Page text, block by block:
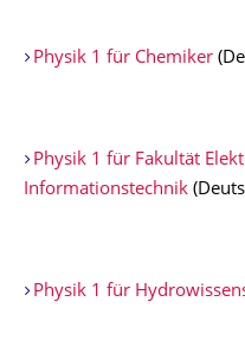
Physik 1 für Chemiker
Physik 1 für Fakultät
Informationstechnik
Physik 1 für